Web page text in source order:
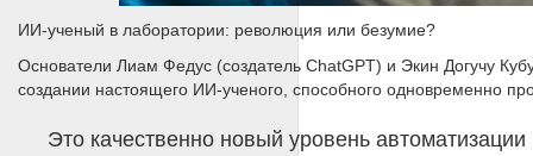
ИИ-ученый в лаборатории: революция или безумие?
Основатели Лиам Федус (создатель ChatGPT) и Экин Догучу
создании настоящего ИИ-ученого, способного одновременно
Это качественно новый уровень